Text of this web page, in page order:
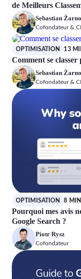
de Meilleurs
Sebastian
Cofondateur &
OPTIMISATION 13
Comment se
Sebastian
Cofondateur &
OPTIMISATION 8 MIN
Pourquoi mes avis
Google Search ?
Piotr Rysz
Cofondateur